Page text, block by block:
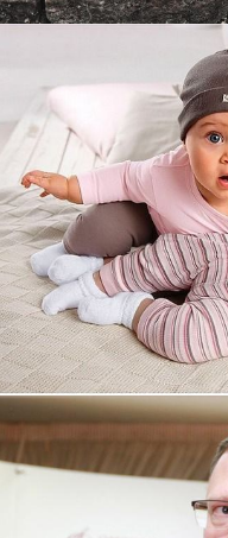
Увеличили
магазину